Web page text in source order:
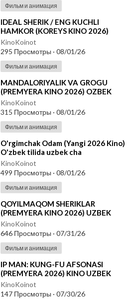
Фильм и анимация
⁣IDEAL SHERIK / ENG KUCHLI
HAMKOR (KOREYS KINO 2026)
UZBEK TILIDA
KinoKoinot
295 Просмотры · 08/01/26
Фильм и анимация
⁣MANDALORIYALIK VA GROGU
(PREMYERA KINO 2026) OZBEK
TILIDA
KinoKoinot
315 Просмотры · 08/01/26
Фильм и анимация
⁣O'rgimchak Odam (Yangi 2026 Kino)
O'zbek tilida uzbek cha
KinoKoinot
499 Просмотры · 08/01/26
Фильм и анимация
⁣QOYILMAQOM SHERIKLAR
(PREMYERA KINO 2026) UZBEK
TILIDA
KinoKoinot
646 Просмотры · 07/31/26
Фильм и анимация
⁣IP MAN: KUNG-FU AFSONASI
(PREMYERA 2026) KINO UZBEK
TILIDA - SKACHAT
KinoKoinot
147 Просмотры · 07/30/26